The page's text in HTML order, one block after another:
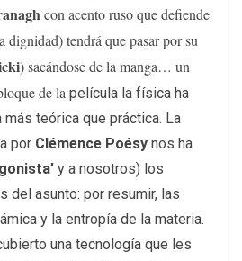
con acento ruso que defiende
dignidad) tendrá que pasar por su
) sacándose de la manga… un
de la película la física ha
teórica que práctica. La
por Clémence Poésy nos ha
y a nosotros) los
del asunto: por resumir, las
y la entropía de la materia.
una tecnología que les